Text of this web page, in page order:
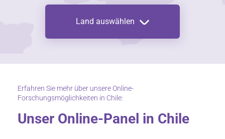
Land auswählen
Erfahren Sie mehr über unsere Online-
Forschungsmöglichkeiten in Chile:
Unser Online-Panel in Chile